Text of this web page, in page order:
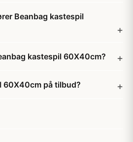
Beanbag kastespil
kastespil 60X40cm?
60X40cm på tilbud?